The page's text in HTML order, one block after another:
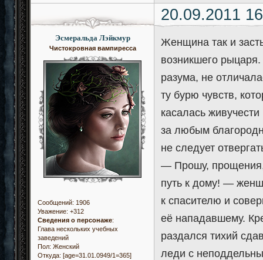
20.09.2011
Эсмеральда Лэйкмур
Чистокровная вампиресса
Сообщений: 1906
Уважение: +312
Сведения о персонаже:
Глава нескольких учебных
заведений
Пол: Женский
Откуда: [age=31.01.0949/1=365]
Женщина так и
возникшего
разума, не
ту бурю чувств,
касалась
за любым
не следует
— Прошу, прощения,
путь к дому! —
к спасителю и
её нападавшему.
раздался тихий
леди с